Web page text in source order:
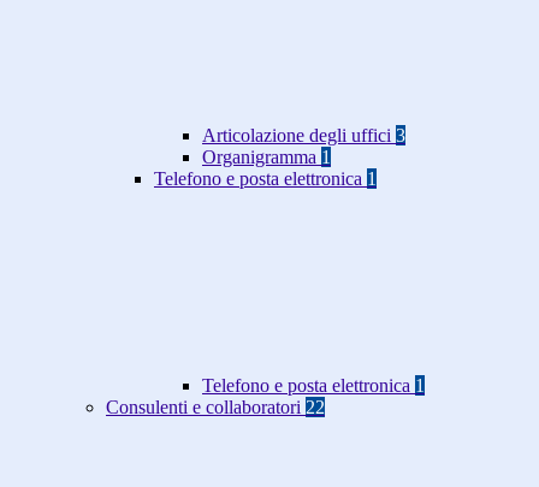
Articolazione degli uffici 3
Organigramma 1
Telefono e posta elettronica 1
Telefono e posta elettronica 1
Consulenti e collaboratori 22